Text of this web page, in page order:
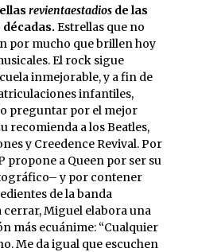
revientaestadios de las
Estrellas que no
por mucho que brillen hoy
El rock sigue
inmejorable, y a fin de
infantiles,
preguntar por el mejor
recomienda a los Beatles,
y Creedence Revival. Por
propone a Queen por ser su
y por contener
de la banda
cerrar, Miguel elabora una
más ecuánime: “Cualquier
Me da igual que escuchen